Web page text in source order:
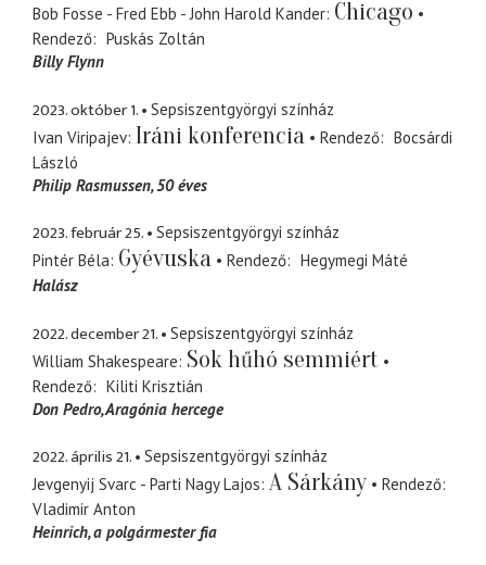
Bob Fosse - Fred Ebb - John Harold Kander Chicago
Rendező
Puskás Zoltán
Billy Flynn
2023. október 1.
Sepsiszentgyörgyi színház
Ivan Viripajev Iráni konferencia Rendező
Bocsárdi
László
Philip Rasmussen, 50 éves
2023. február 25.
Sepsiszentgyörgyi színház
Pintér Béla Gyévuska Rendező
Hegymegi Máté
Halász
2022. december 21.
Sepsiszentgyörgyi színház
William Shakespeare Sok hűhó semmiért
Rendező
Kiliti Krisztián
Don Pedro Aragónia hercege
2022. április 21.
Sepsiszentgyörgyi színház
Jevgenyij Svarc - Parti Nagy Lajos A Sárkány
Rendező
Vladimir Anton
Heinrich a polgármester fia